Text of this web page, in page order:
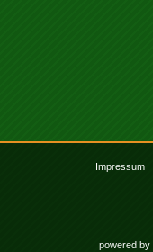
Impressum
powered by